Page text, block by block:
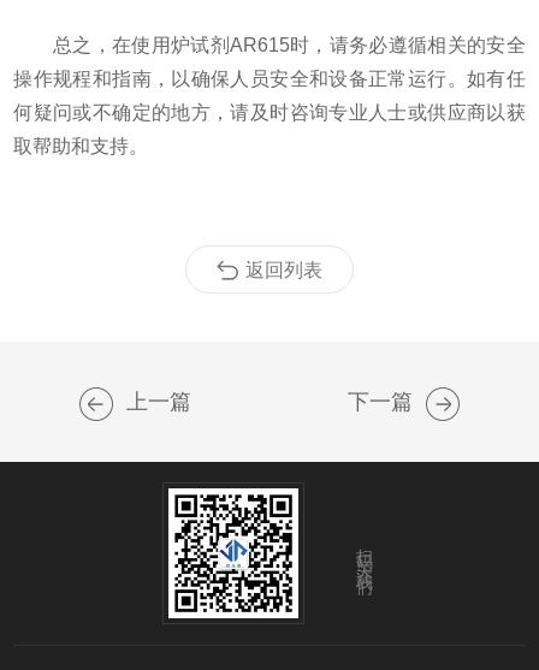
总之，在使用炉试剂AR615时，请务必遵循相关的安全
操作规程和指南，以确保人员安全和设备正常运行。如有任
何疑问或不确定的地方，请及时咨询专业人士或供应商以获
取帮助和支持。
返回列表
上一篇 下一篇
扫码关注我们